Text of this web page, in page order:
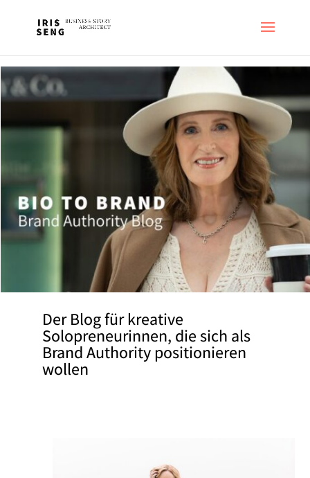
Der Blog für kreative
Solopreneurinnen, die sich als
Brand Authority positionieren
wollen